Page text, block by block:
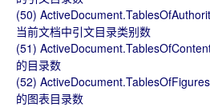
(50)
当前文档中引文目录类别数
(51)
的目录数
(52)
的图表目录数